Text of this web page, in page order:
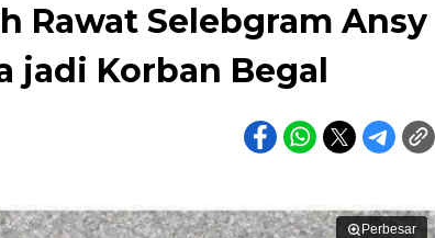
Rawat Selebgram Ansy
jadi Korban Begal
Perbesar